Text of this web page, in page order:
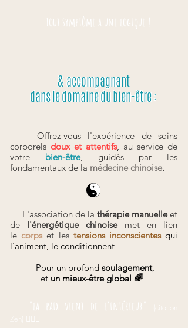
Tout symptôme a une logique !
& accompagnant
dans le domaine du bien-être :
Offrez-vous l'expérience de soins
corporels doux et attentifs, au service de
votre bien-être, guidés par les
fondamentaux de la médecine chinoise.
L'association de la thérapie manuelleet
de l'énergétique chinoisemet en lien
le corpset les tensions inconscientes qui
l'animent, le conditionnent
Pour un profond soulagement,
et un mieux-être global 🌈
"la paix vient de l'intérieur"
(citation
Zen)
🧘🏻‍♂️